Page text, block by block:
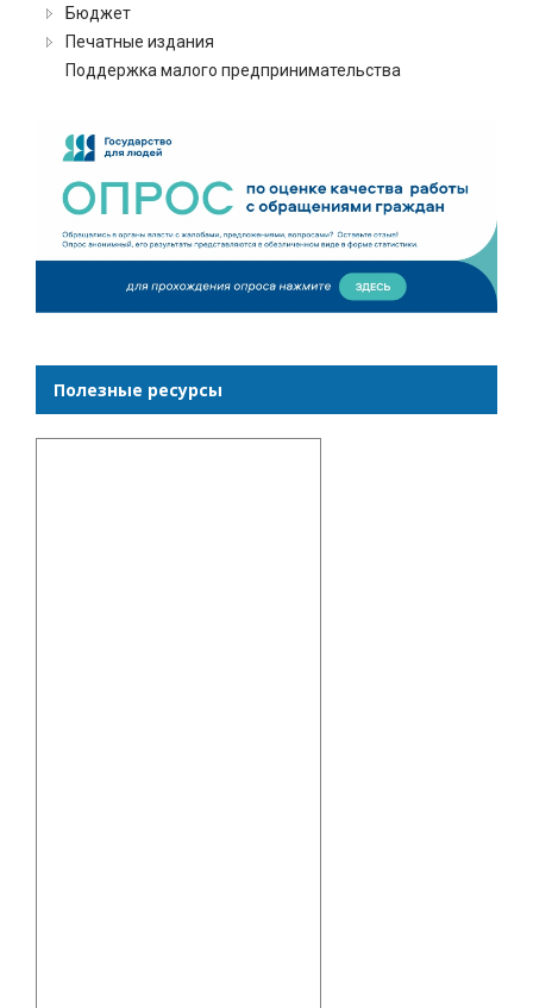
Бюджет
Печатные издания
Поддержка малого предпринимательства
Полезные ресурсы